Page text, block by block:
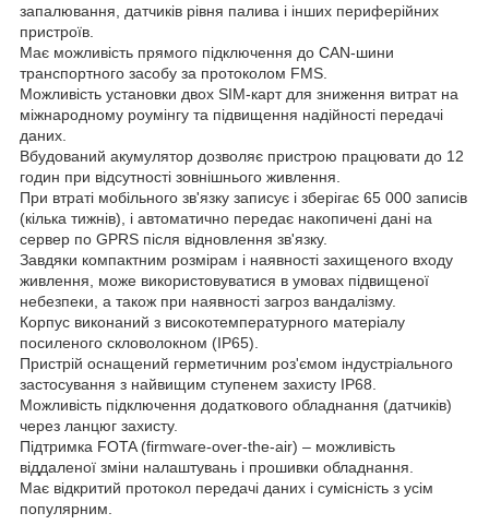
запалювання, датчиків рівня палива і інших периферійних
пристроїв.
Має можливість прямого підключення до CAN-шини
транспортного засобу за протоколом FMS.
Можливість установки двох SIM-карт для зниження витрат на
міжнародному роумінгу та підвищення надійності передачі
даних.
Вбудований акумулятор дозволяє пристрою працювати до 12
годин при відсутності зовнішнього живлення.
При втраті мобільного зв'язку записує і зберігає 65 000 записів
(кілька тижнів), і автоматично передає накопичені дані на
сервер по GPRS після відновлення зв'язку.
Завдяки компактним розмірам і наявності захищеного входу
живлення, може використовуватися в умовах підвищеної
небезпеки, а також при наявності загроз вандалізму.
Корпус виконаний з високотемпературного матеріалу
посиленого скловолокном (IP65).
Пристрій оснащений герметичним роз'ємом індустріального
застосування з найвищим ступенем захисту IP68.
Можливість підключення додаткового обладнання (датчиків)
через ланцюг захисту.
Підтримка FOTA (firmware-over-the-air) – можливість
віддаленої зміни налаштувань і прошивки обладнання.
Має відкритий протокол передачі даних і сумісність з усім
популярним.